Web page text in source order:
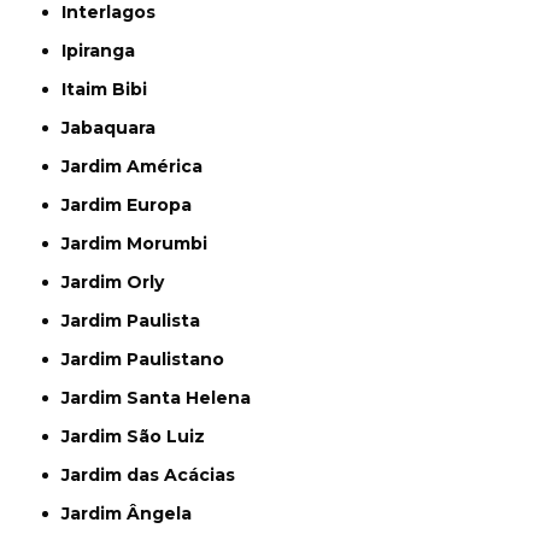
Interlagos
Ipiranga
Itaim Bibi
Jabaquara
Jardim América
Jardim Europa
Jardim Morumbi
Jardim Orly
Jardim Paulista
Jardim Paulistano
Jardim Santa Helena
Jardim São Luiz
Jardim das Acácias
Jardim Ângela